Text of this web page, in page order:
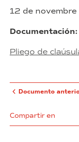
12 de
Documentación:
Pliego de
Documento
Compartir en